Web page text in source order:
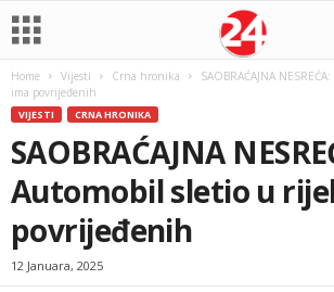
Home Vijesti Crna hronika
SAOBRAĆAJNA
ima povrijeđenih
VIJESTI CRNA HRONIKA
SAOBRAĆAJNA
Automobil sletio u
povrijeđenih
12 Januara, 2025